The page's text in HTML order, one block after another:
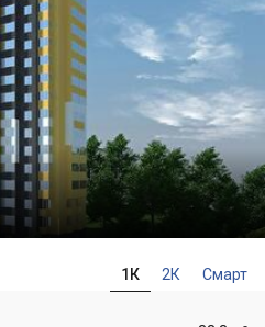
1К 2К Смарт